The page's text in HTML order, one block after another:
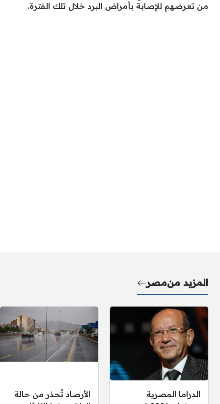
من تعرضهم للإصابة بأمراض البرد خلال تلك الفترة.
المزيد منمصر
الدراما المصرية
الأرصاد تُحذر من حالة